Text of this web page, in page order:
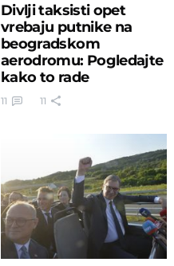
Divlji taksisti opet
vrebaju putnike na
beogradskom
aerodromu: Pogledajte
kako to rade
11 11